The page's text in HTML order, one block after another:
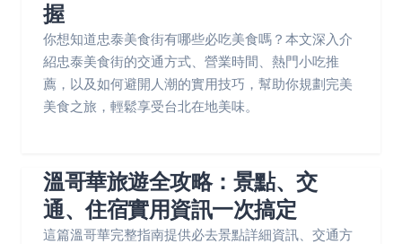
握
你想知道忠泰美食街有哪些必吃美食嗎？本文深入介
紹忠泰美食街的交通方式、營業時間、熱門小吃推
薦，以及如何避開人潮的實用技巧，幫助你規劃完美
美食之旅，輕鬆享受台北在地美味。
溫哥華旅遊全攻略：景點、交
通、住宿實用資訊一次搞定
這篇溫哥華完整指南提供必去景點詳細資訊、交通方